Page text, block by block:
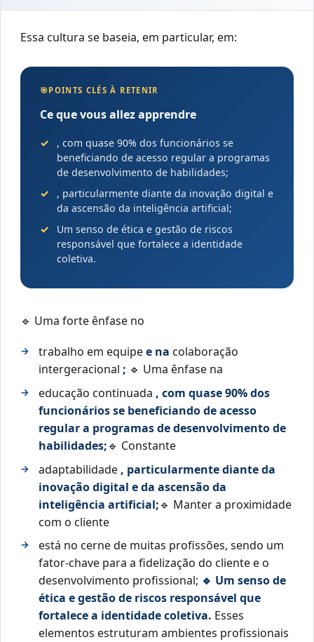
Essa cultura se baseia, em particular, em:
🎯POINTS CLÉS À RETENIR
Ce que vous allez apprendre
, com quase 90% dos funcionários se
beneficiando de acesso regular a programas
de desenvolvimento de habilidades;
, particularmente diante da inovação digital e
da ascensão da inteligência artificial;
Um senso de ética e gestão de riscos
responsável que fortalece a identidade
coletiva.
🔹 Uma forte ênfase no
trabalho em equipee na colaboração
intergeracional ; 🔹 Uma ênfase na
educação continuada , com quase 90% dos
funcionários se beneficiando de acesso
regular a programas de desenvolvimento de
habilidades;🔹 Constante
adaptabilidade , particularmente diante da
inovação digital e da ascensão da
inteligência artificial;🔹 Manter a proximidade
com o cliente
está no cerne de muitas profissões, sendo um
fator-chave para a fidelização do cliente e o
desenvolvimento profissional; 🔹 Um senso de
ética e gestão de riscos responsável que
fortalece a identidade coletiva. Esses
elementos estruturam ambientes profissionais